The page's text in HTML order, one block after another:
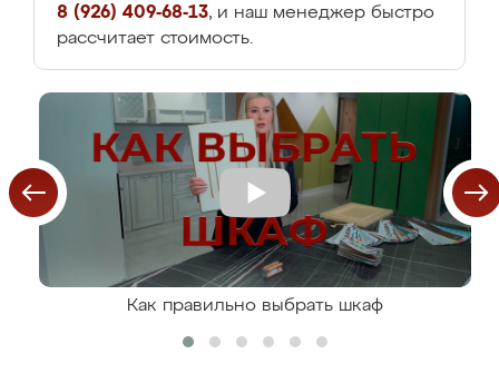
8 (926) 409-68-13, и наш менеджер быстро
рассчитает стоимость.
Как правильно выбрать шкаф